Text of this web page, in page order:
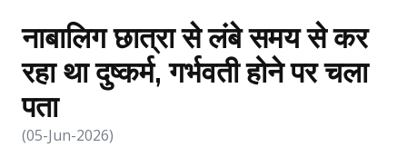
नाबालिग छात्रा से लंबे समय से कर
रहा था दुष्कर्म, गर्भवती होने पर चला
पता
(05-Jun-2026)